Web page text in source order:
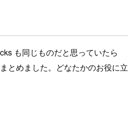
も同じものだと思っていたら
とめました。どなたかのお役に立